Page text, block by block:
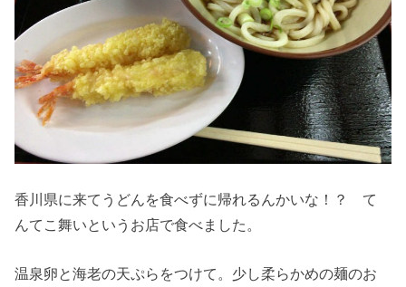
香川県に来てうどんを食べずに帰れるんかいな！？ て
んてこ舞いというお店で食べました。
温泉卵と海老の天ぷらをつけて。少し柔らかめの麺のお